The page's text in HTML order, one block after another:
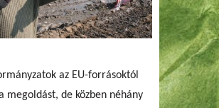
az EU-forrásoktól
megoldást, de közben néhány